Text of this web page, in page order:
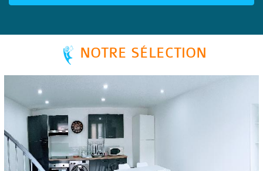
NOTRE SÉLECTION